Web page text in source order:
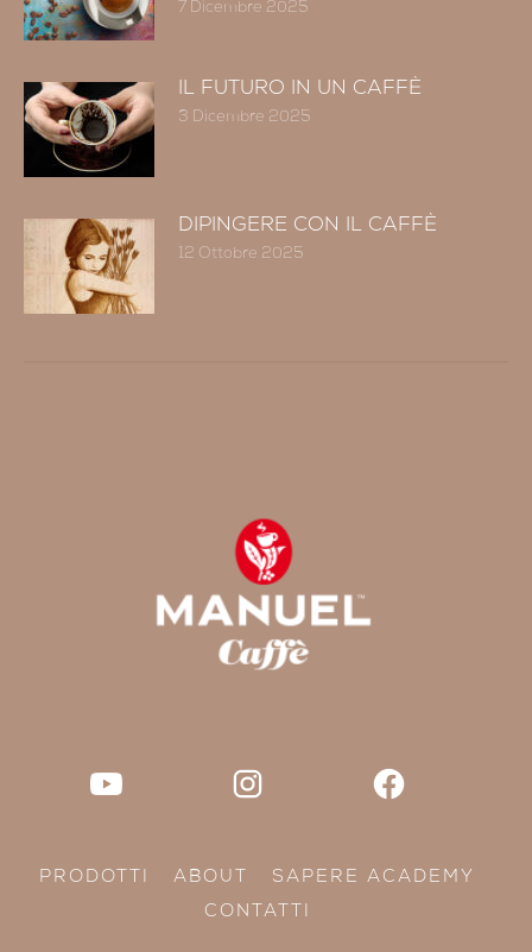
7 Dicembre 2025
IL FUTURO IN UN CAFFÈ
3 Dicembre 2025
DIPINGERE CON IL CAFFÈ
12 Ottobre 2025
PRODOTTI ABOUT
SAPERE ACADEMY
CONTATTI